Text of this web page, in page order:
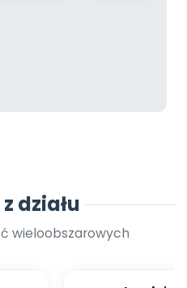
działu
wieloobszarowych